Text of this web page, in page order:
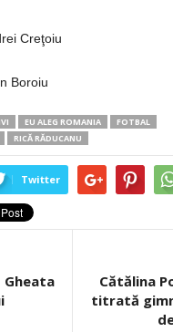
Creţoiu
Boroiu
EU ALEG ROMANIA
FOTBAL
RICĂ RĂDUCANU
Twitter
Gheata
Cătălina
titrată